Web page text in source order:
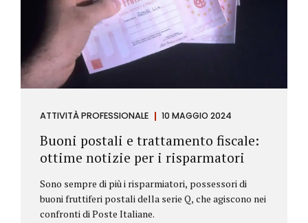
ATTIVITÀ PROFESSIONALE 10 MAGGIO 2024
Buoni postali e trattamento fiscale:
ottime notizie per i risparmatori
Sono sempre di più i risparmiatori, possessori di
buoni fruttiferi postali della serie Q, che agiscono nei
confronti di Poste Italiane.